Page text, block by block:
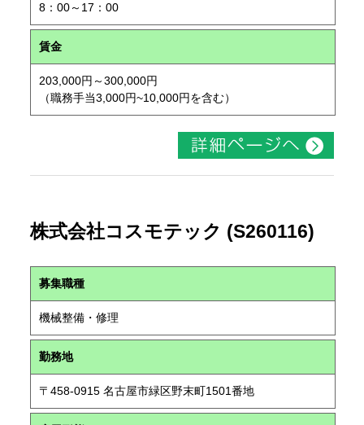
8：00～17：00
賃金
203,000円～300,000円
（職務手当3,000円~10,000円を含む）
株式会社コスモテック (S260116)
募集職種
機械整備・修理
勤務地
〒458-0915 名古屋市緑区野末町1501番地